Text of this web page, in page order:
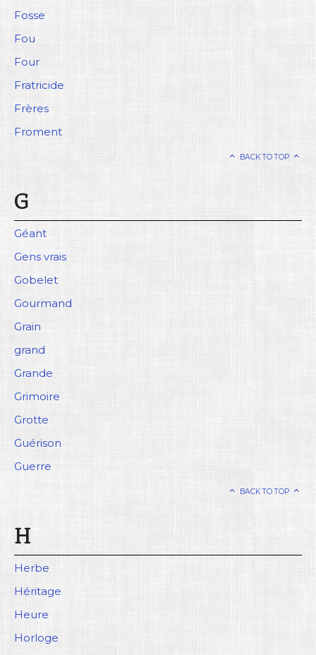
Fosse
Fou
Four
Fratricide
Frères
Froment
BACK TO TOP
G
Géant
Gens vrais
Gobelet
Gourmand
Grain
grand
Grande
Grimoire
Grotte
Guérison
Guerre
BACK TO TOP
H
Herbe
Héritage
Heure
Horloge